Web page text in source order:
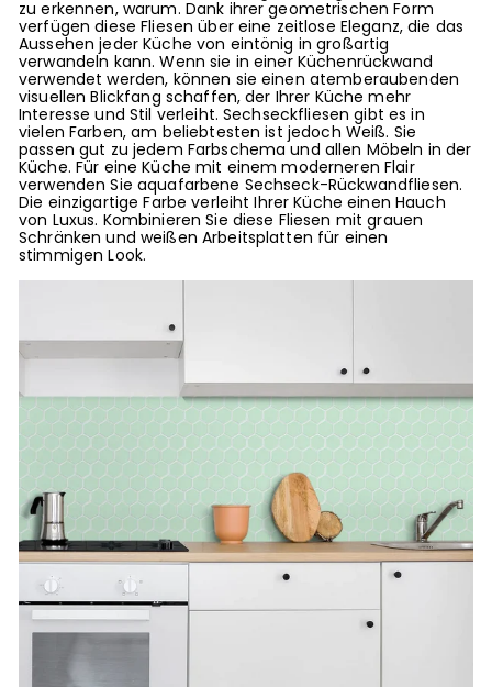
zu erkennen, warum. Dank ihrer geometrischen Form
verfügen diese Fliesen über eine zeitlose Eleganz, die das
Aussehen jeder Küche von eintönig in großartig
verwandeln kann. Wenn sie in einer Küchenrückwand
verwendet werden, können sie einen atemberaubenden
visuellen Blickfang schaffen, der Ihrer Küche mehr
Interesse und Stil verleiht. Sechseckfliesen gibt es in
vielen Farben, am beliebtesten ist jedoch Weiß. Sie
passen gut zu jedem Farbschema und allen Möbeln in der
Küche. Für eine Küche mit einem moderneren Flair
verwenden Sie aquafarbene Sechseck-Rückwandfliesen.
Die einzigartige Farbe verleiht Ihrer Küche einen Hauch
von Luxus. Kombinieren Sie diese Fliesen mit grauen
Schränken und weißen Arbeitsplatten für einen
stimmigen Look.